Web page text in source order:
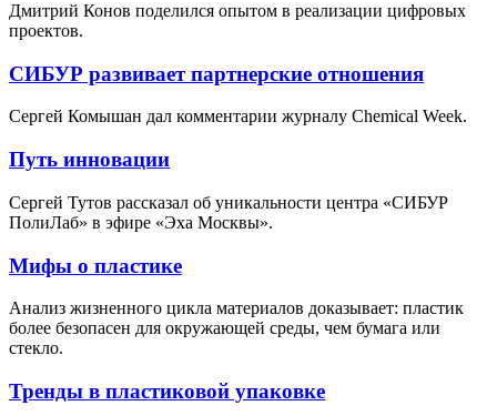
Дмитрий Конов поделился опытом в реализации цифровых
проектов.
СИБУР развивает партнерские отношения
Сергей Комышан дал комментарии журналу Chemical Week.
Путь инновации
Сергей Тутов рассказал об уникальности центра «СИБУР
ПолиЛаб» в эфире «Эха Москвы».
Мифы о пластике
Анализ жизненного цикла материалов доказывает: пластик
более безопасен для окружающей среды, чем бумага или
стекло.
Тренды в пластиковой упаковке